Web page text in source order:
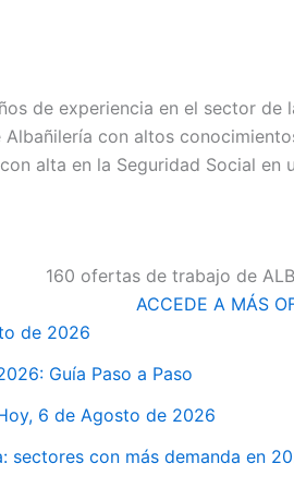
de experiencia en el sector
con altos
alta en la Seguridad Social
160 ofertas de trabajo de
ACCEDE A MÁS
de 2026
Guía Paso a Paso
6 de Agosto de 2026
sectores con más demanda en